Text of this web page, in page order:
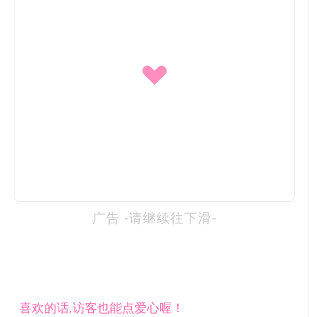
广告 -请继续往下滑-
喜欢的话,访客也能点爱心喔！